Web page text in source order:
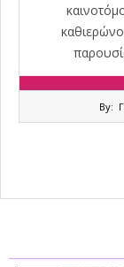
By: